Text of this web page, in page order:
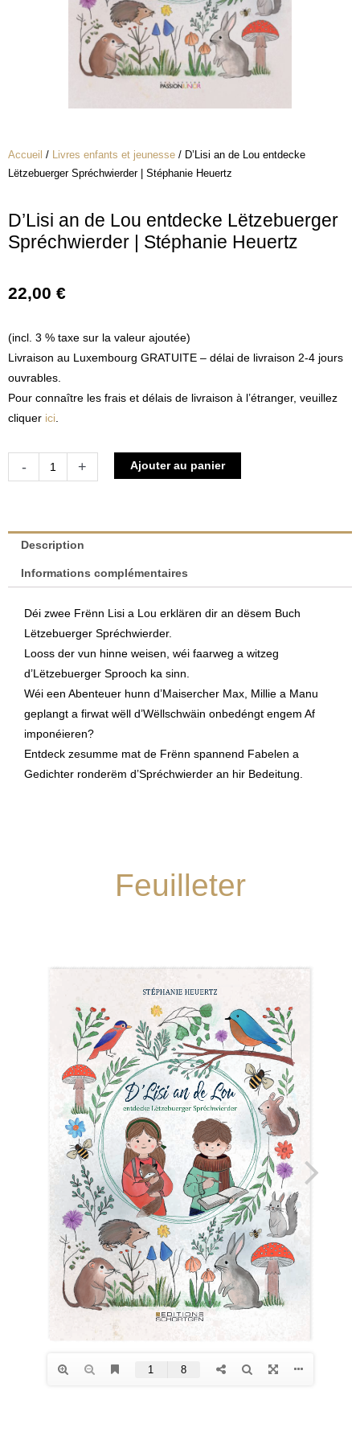
Accueil / Livres enfants et jeunesse / D’Lisi an de Lou entdecke
Lëtzebuerger Spréchwierder | Stéphanie Heuertz
D’Lisi an de Lou entdecke Lëtzebuerger
Spréchwierder | Stéphanie Heuertz
22,00 €
(incl. 3 % taxe sur la valeur ajoutée)
Livraison au Luxembourg GRATUITE – délai de livraison 2-4 jours
ouvrables.
Pour connaître les frais et délais de livraison à l’étranger, veuillez
cliquer ici.
-
quantité
de
entdecke
Spréchwierder
Stéphanie
Heuertz
+ Ajouter au panier
Description
Informations complémentaires
Déi zwee Frënn Lisi a Lou erklären dir an dësem Buch
Lëtzebuerger Spréchwierder.
Looss der vun hinne weisen, wéi faarweg a witzeg
d’Lëtzebuerger Sprooch ka sinn.
Wéi een Abenteuer hunn d’Maisercher Max, Millie a Manu
geplangt a firwat wëll d’Wëllschwäin onbedéngt engem Af
imponéieren?
Entdeck zesumme mat de Frënn spannend Fabelen a
Gedichter ronderëm d’Spréchwierder an hir Bedeitung.
Feuilleter